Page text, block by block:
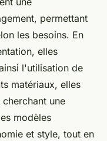
permettant
les besoins. En
elles
l'utilisation de
matériaux, elles
une
modèles
et style, tout en